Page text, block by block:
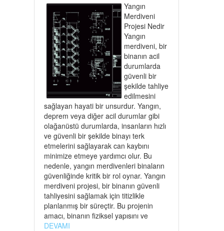
Yangın
Merdiveni
Projesi Nedir
Yangın
merdiveni, bir
binanın acil
durumlarda
güvenli bir
şekilde tahliye
edilmesini
sağlayan hayati bir unsurdur. Yangın,
deprem veya diğer acil durumlar gibi
olağanüstü durumlarda, insanların hızlı
ve güvenli bir şekilde binayı terk
etmelerini sağlayarak can kaybını
minimize etmeye yardımcı olur. Bu
nedenle, yangın merdivenleri binaların
güvenliğinde kritik bir rol oynar. Yangın
merdiveni projesi, bir binanın güvenli
tahliyesini sağlamak için titizlikle
planlanmış bir süreçtir. Bu projenin
amacı, binanın fiziksel yapısını ve
DEVAMI